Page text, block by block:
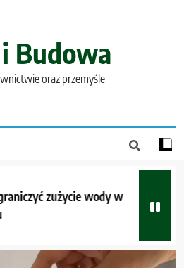
Budowa
oraz przemyśle
zużycie wody w